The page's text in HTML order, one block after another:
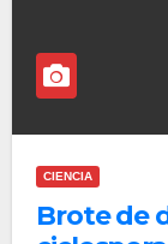
CIENCIA
Brote de